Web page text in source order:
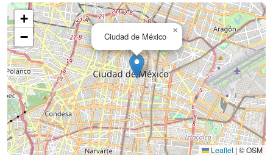
Ciudad de México
×
+
−
Leaflet |© OSM